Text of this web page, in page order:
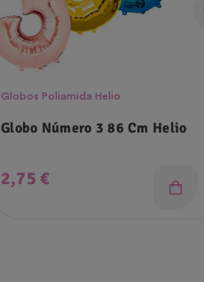
Globos Poliamida Helio
Globo Número 3 86 Cm Helio
Precio
2,75 €